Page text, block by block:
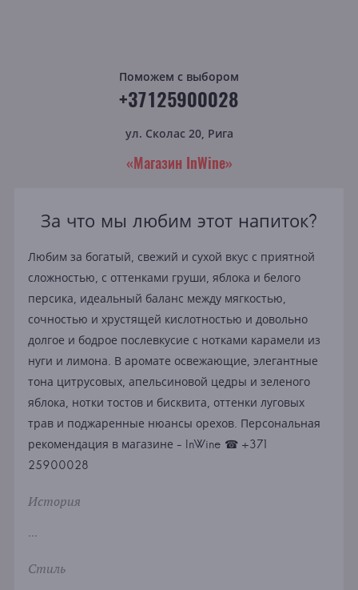
Поможем с выбором
+37125900028
ул. Сколас 20, Рига
«Магазин InWine»
За что мы любим этот напиток?
Любим за богатый, свежий и сухой вкус с приятной
сложностью, с оттенками груши, яблока и белого
персика, идеальный баланс между мягкостью,
сочностью и хрустящей кислотностью и довольно
долгое и бодрое послевкусие с нотками карамели из
нуги и лимона. В аромате освежающие, элегантные
тона цитрусовых, апельсиновой цедры и зеленого
яблока, нотки тостов и бисквита, оттенки луговых
трав и поджаренные нюансы орехов. Персональная
рекомендация в магазине - InWine ☎ +371
25900028
История
...
Стиль